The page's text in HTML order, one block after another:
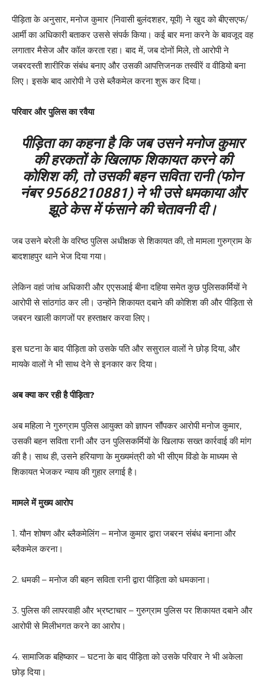
पीड़िता के अनुसार, मनोज कुमार (निवासी बुलंदशहर, यूपी) ने खुद को बीएसएफ/
आर्मी का अधिकारी बताकर उससे संपर्क किया। कई बार मना करने के बावजूद वह
लगातार मैसेज और कॉल करता रहा। बाद में, जब दोनों मिले, तो आरोपी ने
जबरदस्ती शारीरिक संबंध बनाए और उसकी आपत्तिजनक तस्वीरें व वीडियो बना
लिए। इसके बाद आरोपी ने उसे ब्लैकमेल करना शुरू कर दिया।
परिवार और पुलिस का रवैया
पीड़िता का कहना है कि जब उसने मनोज कुमार
की हरकतों के खिलाफ शिकायत करने की
कोशिश की, तो उसकी बहन सविता रानी (फोन
नंबर 9568210881) ने भी उसे धमकाया और
झूठे केस में फंसाने की चेतावनी दी।
जब उसने बरेली के वरिष्ठ पुलिस अधीक्षक से शिकायत की, तो मामला गुरुग्राम के
बादशाहपुर थाने भेज दिया गया।
लेकिन वहां जांच अधिकारी और एएसआई बीना दहिया समेत कुछ पुलिसकर्मियों ने
आरोपी से सांठगांठ कर ली। उन्होंने शिकायत दबाने की कोशिश की और पीड़िता से
जबरन खाली कागजों पर हस्ताक्षर करवा लिए।
इस घटना के बाद पीड़िता को उसके पति और ससुराल वालों ने छोड़ दिया, और
मायके वालों ने भी साथ देने से इनकार कर दिया।
अब क्या कर रही है पीड़िता?
अब महिला ने गुरुग्राम पुलिस आयुक्त को ज्ञापन सौंपकर आरोपी मनोज कुमार,
उसकी बहन सविता रानी और उन पुलिसकर्मियों के खिलाफ सख्त कार्रवाई की मांग
की है। साथ ही, उसने हरियाणा के मुख्यमंत्री को भी सीएम विंडो के माध्यम से
शिकायत भेजकर न्याय की गुहार लगाई है।
मामले में मुख्य आरोप
1. यौन शोषण और ब्लैकमेलिंग – मनोज कुमार द्वारा जबरन संबंध बनाना और
ब्लैकमेल करना।
2. धमकी – मनोज की बहन सविता रानी द्वारा पीड़िता को धमकाना।
3. पुलिस की लापरवाही और भ्रष्टाचार – गुरुग्राम पुलिस पर शिकायत दबाने और
आरोपी से मिलीभगत करने का आरोप।
4. सामाजिक बहिष्कार – घटना के बाद पीड़िता को उसके परिवार ने भी अकेला
छोड़ दिया।